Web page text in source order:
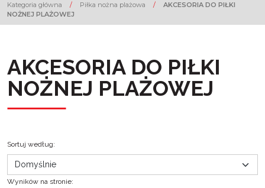
Kategoria główna / Piłka nożna plażowa /
AKCESORIA DO PIŁKI
NOŻNEJ PLAŻOWEJ
AKCESORIA DO PIŁKI
NOŻNEJ PLAŻOWEJ
Sortuj według:
Wyników na stronie: